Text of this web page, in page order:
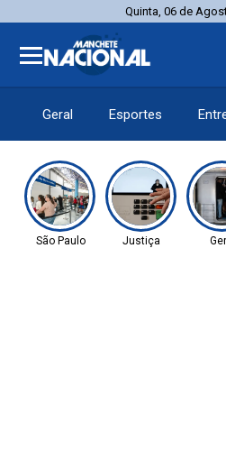
Quinta, 06 de
Geral Esportes
São Paulo Justiça